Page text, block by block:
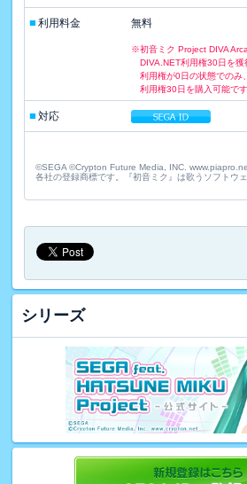
■ 利用料金 無料
※初音ミク Project DIVA
DIVA.NET利用権30日を
利用権が0日の状態でのみ
利用権30日を購入可能です
■ 対応
©SEGA ©Crypton Future Media, INC.
各社の登録商標です。『初音ミク』は歌うソフトウェ
シリーズ